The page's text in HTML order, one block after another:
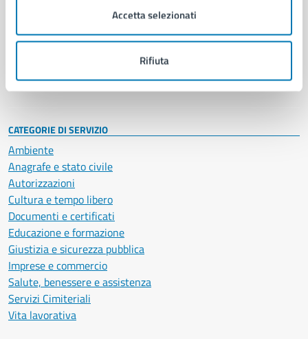
Accetta selezionati
Rifiuta
Politici
Intranet, posta aziendale e protocollo
CATEGORIE DI SERVIZIO
Ambiente
Anagrafe e stato civile
Autorizzazioni
Cultura e tempo libero
Documenti e certificati
Educazione e formazione
Giustizia e sicurezza pubblica
Imprese e commercio
Salute, benessere e assistenza
Servizi Cimiteriali
Vita lavorativa